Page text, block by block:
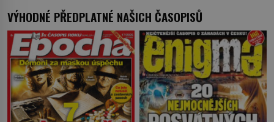
VÝHODNÉ PŘEDPLATNÉ NAŠICH ČASOPISŮ